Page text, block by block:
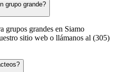
grupo grande?
grupos grandes en Siamo
sitio web o llámanos al (305)